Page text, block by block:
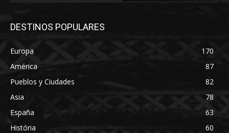
DESTINOS POPULARES
Europa
170
América
87
Pueblos y Ciudades
82
Asia
78
España
63
História
60